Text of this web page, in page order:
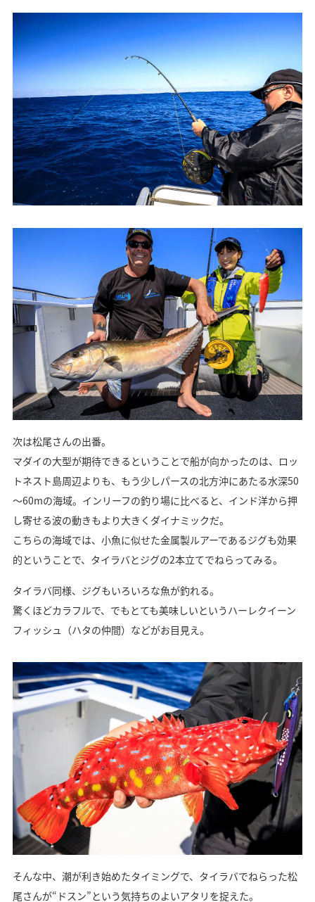
次は松尾さんの出番。
マダイの大型が期待できるということで船が向かったのは、ロッ
トネスト島周辺よりも、もう少しパースの北方沖にあたる水深50
～60mの海域。インリーフの釣り場に比べると、インド洋から押
し寄せる波の動きもより大きくダイナミックだ。
こちらの海域では、小魚に似せた金属製ルアーであるジグも効果
的ということで、タイラバとジグの2本立てでねらってみる。
タイラバ同様、ジグもいろいろな魚が釣れる。
驚くほどカラフルで、でもとても美味しいというハーレクイーン
フィッシュ（ハタの仲間）などがお目見え。
そんな中、潮が利き始めたタイミングで、タイラバでねらった松
尾さんが“ドスン”という気持ちのよいアタリを捉えた。